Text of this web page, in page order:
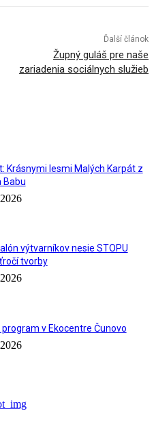
Ďalší článok
Župný guláš pre naše
zariadenia sociálnych služieb
Krásnymi lesmi Malých Karpát z
Babu
výtvarníkov nesie STOPU
tvorby
v Ekocentre Čunovo